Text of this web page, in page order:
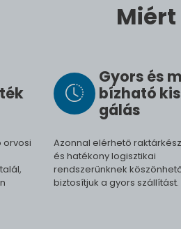
orvosi
Gyors és
bíz­ha­tó
gál­ás
Azonnal elérhető
és hatékony logisztikai
rendszerünknek
biztosítjuk a gyors szállítást.